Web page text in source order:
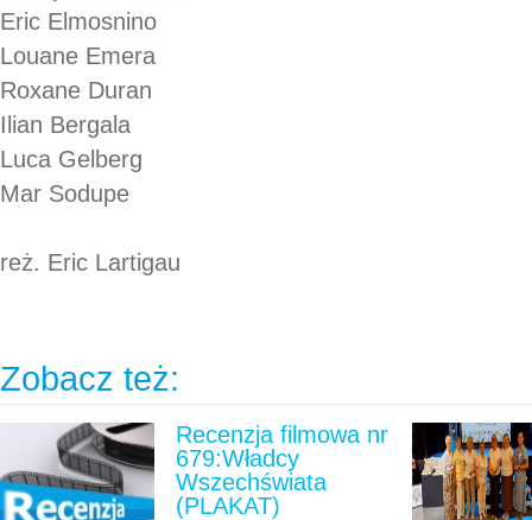
Eric Elmosnino
Louane Emera
Roxane Duran
Ilian Bergala
Luca Gelberg
Mar Sodupe
reż. Eric Lartigau
Zobacz też:
Recenzja filmowa nr
679:Władcy
Wszechświata
(PLAKAT)